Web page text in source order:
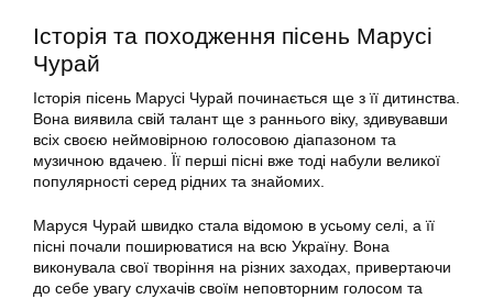
Історія та походження пісень Марусі
Чурай
Історія пісень Марусі Чурай починається ще з її дитинства.
Вона виявила свій талант ще з раннього віку, здивувавши
всіх своєю неймовірною голосовою діапазоном та
музичною вдачею. Її перші пісні вже тоді набули великої
популярності серед рідних та знайомих.
Маруся Чурай швидко стала відомою в усьому селі, а її
пісні почали поширюватися на всю Україну. Вона
виконувала свої творіння на різних заходах, привертаючи
до себе увагу слухачів своїм неповторним голосом та